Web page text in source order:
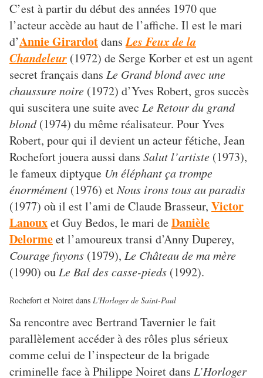
C’est à partir du début des années 1970 que
l’acteur accède au haut de l’affiche. Il est le mari
d’Annie GirardotdansLes Feux de la
Chandeleur (1972) de Serge Korber et est un agent
secret français dans Le Grand blond avec une
chaussure noire (1972) d’Yves Robert, gros succès
qui suscitera une suite avec Le Retour du grand
blond(1974) du même réalisateur. Pour Yves
Robert, pour qui il devient un acteur fétiche, Jean
Rochefort jouera aussi dans Salut l’artiste (1973),
le fameux diptyque Un éléphant ça trompe
énormément (1976) etNous irons tous au paradis
(1977) où il est l’ami de Claude Brasseur, Victor
Lanouxet Guy Bedos, le mari deDanièle
Delormeet l’amoureux transi d’Anny Duperey,
Courage fuyons (1979), Le Château de ma mère
(1990) ou Le Bal des casse-pieds (1992).
Rochefort et Noiret dans L'Horloger de Saint-Paul
Sa rencontre avec Bertrand Tavernier le fait
parallèlement accéder à des rôles plus sérieux
comme celui de l’inspecteur de la brigade
criminelle face à Philippe Noiret dans L’Horloger